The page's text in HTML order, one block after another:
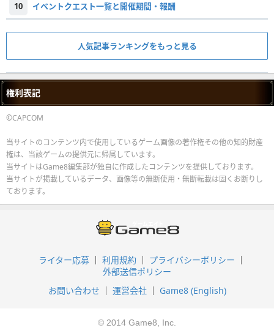
10 イベントクエスト一覧と開催期間・報酬
人気記事ランキングをもっと見る
権利表記
©CAPCOM
当サイトのコンテンツ内で使用しているゲーム画像の著作権その他の知的財産
権は、当該ゲームの提供元に帰属しています。
当サイトはGame8編集部が独自に作成したコンテンツを提供しております。
当サイトが掲載しているデータ、画像等の無断使用・無断転載は固くお断りし
ております。
ライター応募 利用規約
プライバシーポリシー
外部送信ポリシー
お問い合わせ
運営会社 Game8 (English)
© 2014 Game8, Inc.